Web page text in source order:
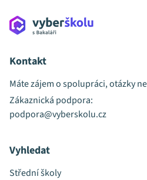
Kontakt
Máte zájem o spolupráci, otázky
Zákaznická podpora:
podpora@vyberskolu.cz
Vyhledat
Střední školy